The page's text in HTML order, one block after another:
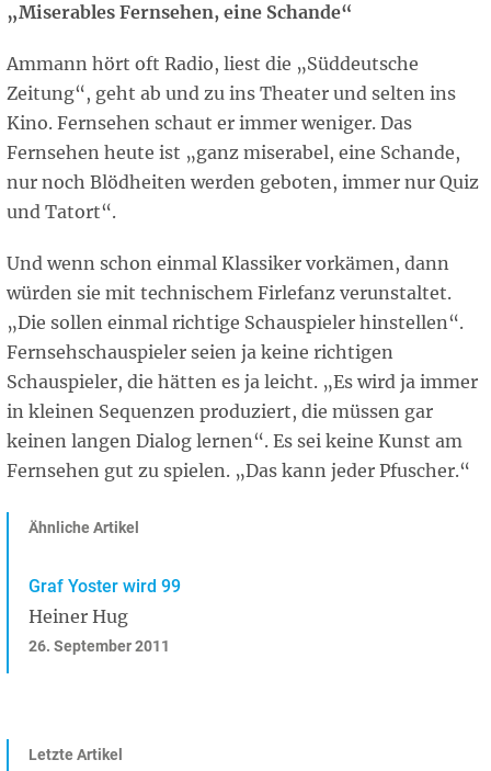
„Miserables Fernsehen, eine Schande“
Ammann hört oft Radio, liest die „Süddeutsche
Zeitung“, geht ab und zu ins Theater und selten ins
Kino. Fernsehen schaut er immer weniger. Das
Fernsehen heute ist „ganz miserabel, eine Schande,
nur noch Blödheiten werden geboten, immer nur Quiz
und Tatort“.
Und wenn schon einmal Klassiker vorkämen, dann
würden sie mit technischem Firlefanz verunstaltet.
„Die sollen einmal richtige Schauspieler hinstellen“.
Fernsehschauspieler seien ja keine richtigen
Schauspieler, die hätten es ja leicht. „Es wird ja immer
in kleinen Sequenzen produziert, die müssen gar
keinen langen Dialog lernen“. Es sei keine Kunst am
Fernsehen gut zu spielen. „Das kann jeder Pfuscher.“
Ähnliche Artikel
Graf Yoster wird 99
Heiner Hug
26. September 2011
Letzte Artikel